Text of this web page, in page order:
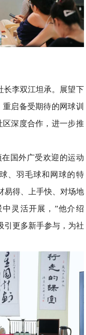
长李双江坦承。展望下
启备受期待的网球训
深度合作，进一步推
国外广受欢迎的运动
、羽毛球和网球的特
易得、上手快、对场地
灵活开展，”他介绍
引更多新手参与，为社